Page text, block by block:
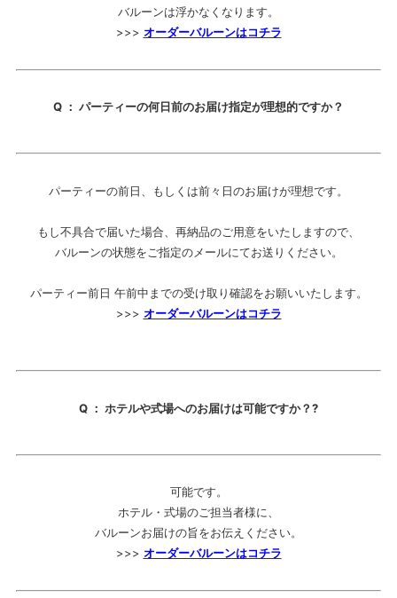
バルーンは浮かなくなります。
>>> オーダーバルーンはコチラ
Q ： パーティーの何日前のお届け指定が理想的ですか？
パーティーの前日、もしくは前々日のお届けが理想です。
もし不具合で届いた場合、再納品のご用意をいたしますので、
バルーンの状態をご指定のメールにてお送りください。
パーティー前日 午前中までの受け取り確認をお願いいたします。
>>> オーダーバルーンはコチラ
Q ： ホテルや式場へのお届けは可能ですか？?
可能です。
ホテル・式場のご担当者様に、
バルーンお届けの旨をお伝えください。
>>> オーダーバルーンはコチラ